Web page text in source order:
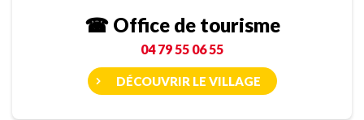
☎ Office de tourisme
04 79 55 06 55
DÉCOUVRIR LE VILLAGE